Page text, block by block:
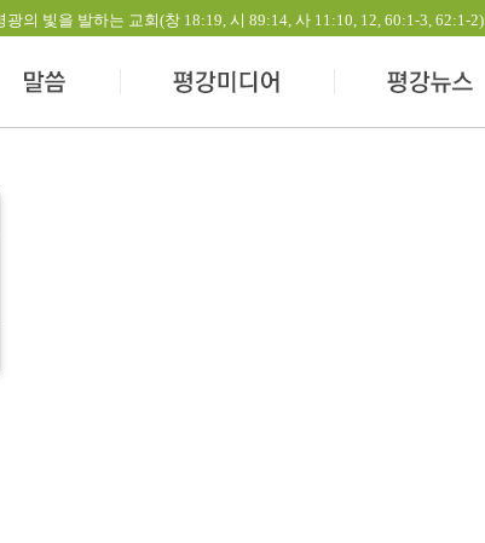
의 빛을 발하는 교회(창 18:19, 시 89:14, 사 11:10, 12, 60:1-3, 62:1-2)